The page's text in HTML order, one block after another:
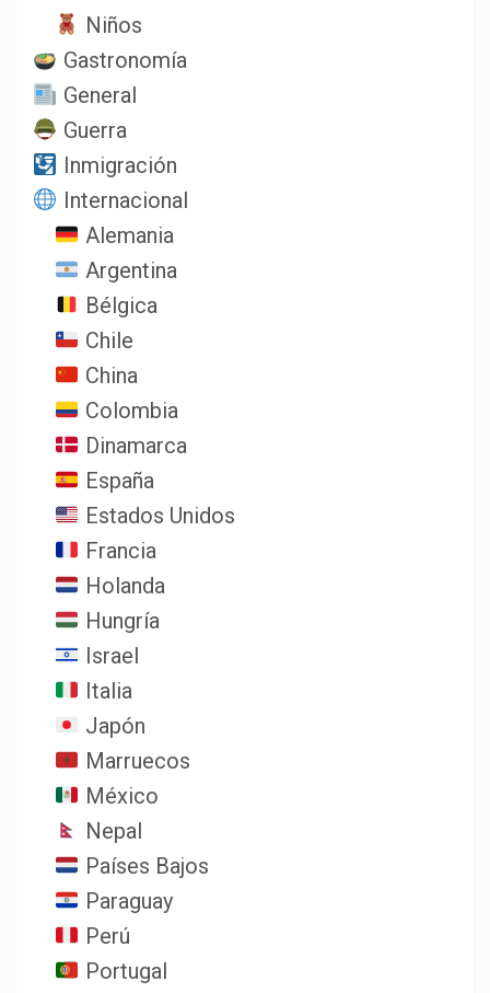
Niños
Gastronomía
General
Guerra
Inmigración
Internacional
Alemania
Argentina
Bélgica
Chile
China
Colombia
Dinamarca
España
Estados Unidos
Francia
Holanda
Hungría
Israel
Italia
Japón
Marruecos
México
Nepal
Países Bajos
Paraguay
Perú
Portugal